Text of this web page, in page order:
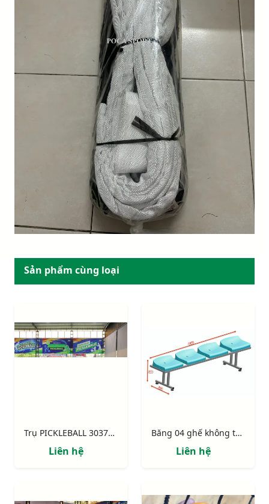
Sản phẩm cùng loại
Trụ PICKLEBALL 303706P - Bánh xe inox (SUS 304)
Liên hệ
Băng 04 ghế không tựa lưng
Liên hệ